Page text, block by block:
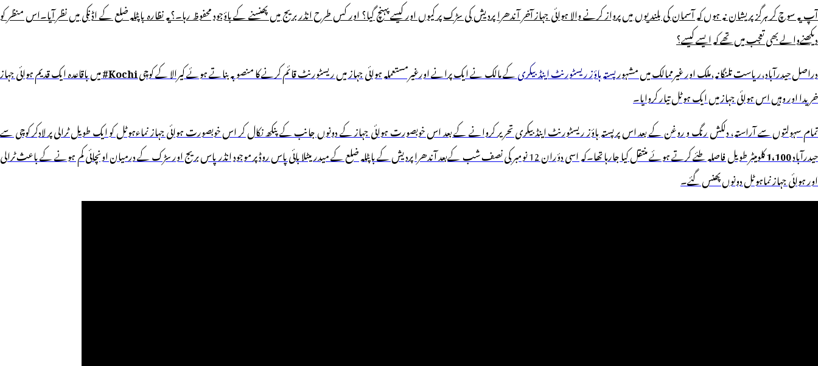
آپ یہ سوچ کر ہرگز پریشان نہ ہوں کہ آسمان کی بلندیوں میں پرواز کرنے والا ہوائی جہاز آخر آندھرا پردیش کی سڑک پر کیوں اور کیسے پہنچ گیا؟ اور کس طرح انڈر بریج میں پھنسنے کے باؤجود محفوظ رہا۔؟یہ نظارہ باپٹلہ ضلع کے اڈنکی میں نظر آیا۔اس منظر کو
دیکھنےوالے بھی تعجب میں تھے کہ ایسے کیسے؟
دراصل حیدرآباد،ریاست تلنگانہ،ملک اور غیرممالک میں مشہورپستہ ہاؤز ریسٹورنٹ اینڈبیکریکے مالک نے ایک پرانے اورغیرمستعملہ ہوائی جہاز میں ریسٹورنٹ قائم کرنے کا منصوبہ بناتے ہوئے کیرالا کے کوچیKochi# میں باقاعدہ ایک قدیم ہوائی جہاز
خریدا اور وہیں اس ہوائی جہاز میں ایک ہوٹل تیار کروایا۔
تمام سہولتوں سے آراستہ، دلکش رنگ و روغن کے بعد اس پر پستہ ہاؤز ریسٹورنٹ اینڈ بیکری تحریر کروانے کے بعد اس خوبصورت ہوائی جہاز کے دونوں جانب کے پنکھ نکال کر اس خوبصورت ہوائی جہاز نماءہوٹل کو ایک طویل ٹرالی پر لادکر کوچی سے
حیدرآباد1،100
کلومیٹر طویل فاصلہ طئے کرتے ہوئے منتقل کیا جارہا تھا۔کہ اسی دؤران 12 نومبر کی نصف شب کےبعد آندھرا پردیش کے باپٹلہ ضلع کے میدر میٹلا بائی پاس روڈ پر موجود انڈر پاس بریج اور سڑک کے درمیان اونچائی کم ہونے کے باعث ٹرالی
اور ہوائی جہاز نماہوٹل دونوں پھنس گئے۔